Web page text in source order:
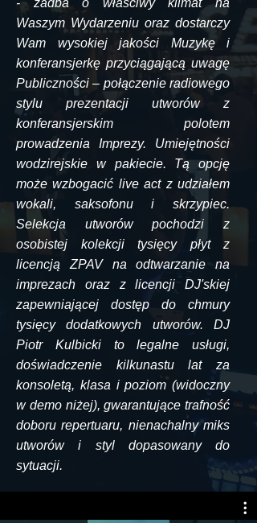
- zadba o właściwy klimat na
Waszym Wydarzeniu oraz dostarczy
Wam wysokiej jakości Muzykę i
konferansjerkę przyciągającą uwagę
Publiczności – połączenie radiowego
stylu prezentacji utworów z
konferansjerskim polotem
prowadzenia Imprezy. Umiejętności
wodzirejskie w pakiecie. Tą opcję
może wzbogacić live act z udziałem
wokali, saksofonu i skrzypiec.
Selekcja utworów pochodzi z
osobistej kolekcji tysięcy płyt z
licencją ZPAV na odtwarzanie na
imprezach oraz z licencji DJ'skiej
zapewniającej dostęp do chmury
tysięcy dodatkowych utworów. DJ
Piotr Kulbicki to legalne usługi,
doświadczenie kilkunastu lat za
konsoletą, klasa i poziom (widoczny
w demo niżej), gwarantujące trafność
doboru repertuaru, nienachalny miks
utworów i styl dopasowany do
sytuacji.